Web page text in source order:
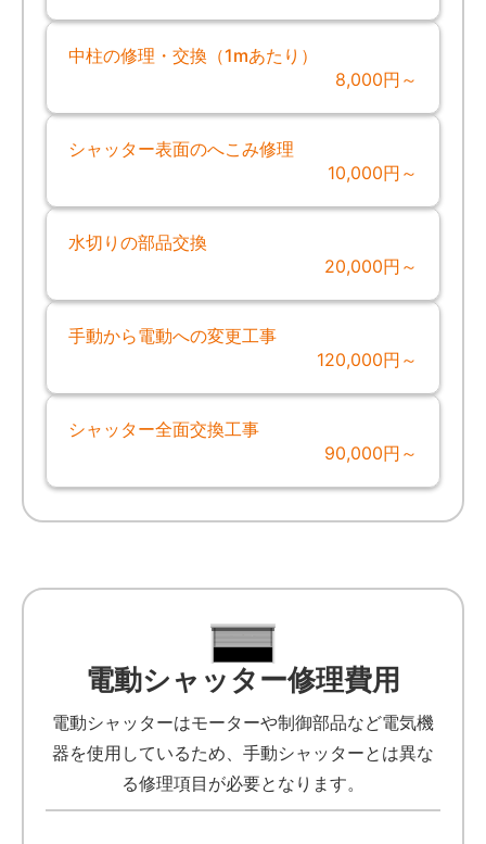
中柱の修理・交換（1mあたり）
8,000円～
シャッター表面のへこみ修理
10,000円～
水切りの部品交換
20,000円～
手動から電動への変更工事
120,000円～
シャッター全面交換工事
90,000円～
電動シャッター修理費用
電動シャッターはモーターや制御部品など電気機
器を使用しているため、手動シャッターとは異な
る修理項目が必要となります。